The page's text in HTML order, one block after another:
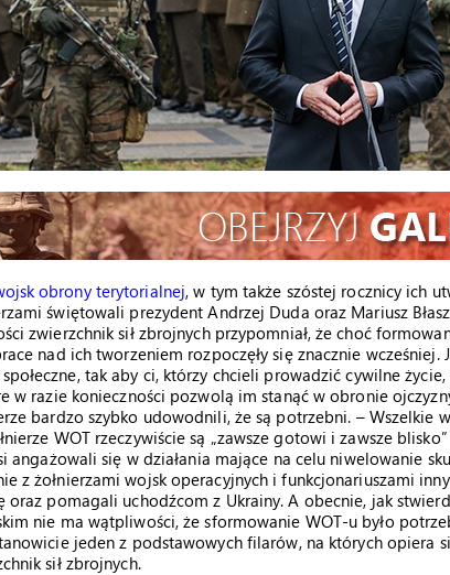
obrony terytorialnej, w tym także szóstej rocznicy ich
świętowali prezydent Andrzej Duda oraz Mariusz
zwierzchnik sił zbrojnych przypomniał, że choć
nad ich tworzeniem rozpoczęły się znacznie wcześniej.
tak aby ci, którzy chcieli prowadzić cywilne
w razie konieczności pozwolą im stanąć w obronie
bardzo szybko udowodnili, że są potrzebni. – Wszelkie
WOT rzeczywiście są „zawsze gotowi i zawsze
angażowali się w działania mające na celu niwelowanie
z żołnierzami wojsk operacyjnych i funkcjonariuszami
oraz pomagali uchodźcom z Ukrainy. A obecnie, jak
nie ma wątpliwości, że sformowanie WOT-u było
jeden z podstawowych filarów, na których opiera
sił zbrojnych.